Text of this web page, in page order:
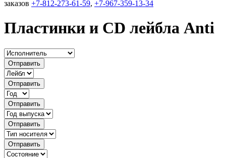
заказов +7-812-273-61-59, +7-967-359-13-34
Пластинки и CD лейбла Anti
Отправить
Отправить
Отправить
Отправить
Отправить